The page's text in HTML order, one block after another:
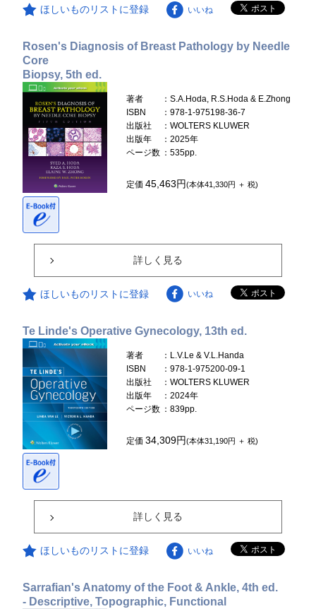
ほしいものリストに登録 いいね
Rosen's Diagnosis of Breast Pathology by Needle
Core
Biopsy, 5th ed.
著者
：S.A.Hoda, R.S.Hoda & E.Zhong
ISBN
：978-1-975198-36-7
出版社
：WOLTERS KLUWER
出版年
：2025年
ページ数 ：535pp.
定価45,463円(本体41,330円 ＋ 税)
詳しく見る
ほしいものリストに登録 いいね
Te Linde's Operative Gynecology, 13th ed.
著者
：L.V.Le & V.L.Handa
ISBN
：978-1-975200-09-1
出版社
：WOLTERS KLUWER
出版年
：2024年
ページ数 ：839pp.
定価34,309円(本体31,190円 ＋ 税)
詳しく見る
ほしいものリストに登録 いいね
Sarrafian's Anatomy of the Foot & Ankle, 4th ed.
- Descriptive, Topographic, Functional